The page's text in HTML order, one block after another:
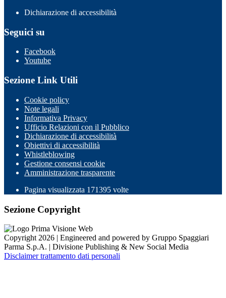
Dichiarazione di accessibilità
Seguici su
Facebook
Youtube
Sezione Link Utili
Cookie policy
Note legali
Informativa Privacy
Ufficio Relazioni con il Pubblico
Dichiarazione di accessibilità
Obiettivi di accessibilità
Whistleblowing
Gestione consensi cookie
Amministrazione trasparente
Pagina visualizzata 171395 volte
Sezione Copyright
Copyright 2026 | Engineered and powered by Gruppo Spaggiari
Parma S.p.A. | Divisione Publishing & New Social Media
Disclaimer trattamento dati personali